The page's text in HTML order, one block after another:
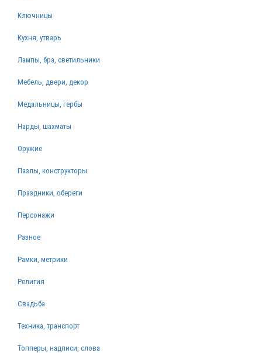
Ключницы
Кухня, утварь
Лампы, бра, светильники
Мебель, двери, декор
Медальницы, гербы
Нарды, шахматы
Оружие
Пазлы, конструкторы
Праздники, обереги
Персонажи
Разное
Рамки, метрики
Религия
Свадьба
Техника, транспорт
Топперы, надписи, слова